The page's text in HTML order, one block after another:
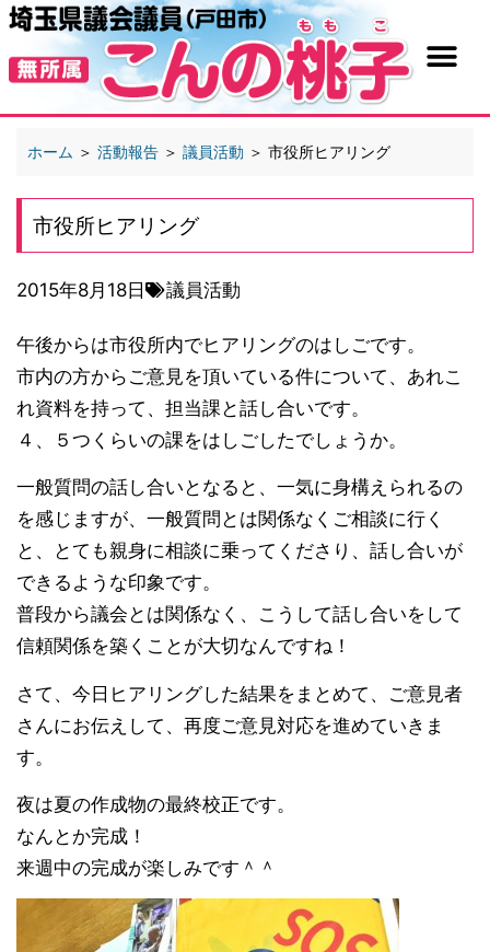
ホーム ＞ 活動報告 ＞ 議員活動 ＞ 市役所ヒアリング
市役所ヒアリング
2015年8月18日 議員活動
午後からは市役所内でヒアリングのはしごです。
市内の方からご意見を頂いている件について、あれこ
れ資料を持って、担当課と話し合いです。
４、５つくらいの課をはしごしたでしょうか。
一般質問の話し合いとなると、一気に身構えられるの
を感じますが、一般質問とは関係なくご相談に行く
と、とても親身に相談に乗ってくださり、話し合いが
できるような印象です。
普段から議会とは関係なく、こうして話し合いをして
信頼関係を築くことが大切なんですね！
さて、今日ヒアリングした結果をまとめて、ご意見者
さんにお伝えして、再度ご意見対応を進めていきま
す。
夜は夏の作成物の最終校正です。
なんとか完成！
来週中の完成が楽しみです＾＾